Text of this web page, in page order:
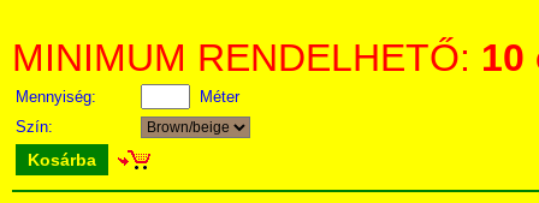
MINIMUM RENDELHETŐ: 10
Mennyiség:
Méter
Szín:
Kosárba